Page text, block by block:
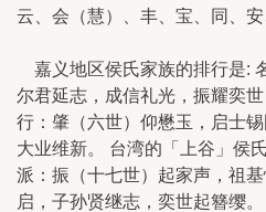
云、会（慧）、丰、宝、同、安
嘉义地区侯氏家族的排行是:
尔君延志，成信礼光，振耀奕
行：肇（六世）仰懋玉，启士
大业维新。 台湾的「上谷」侯
派：振（十七世）起家声，祖
启，子孙贤继志，奕世起簪缨。